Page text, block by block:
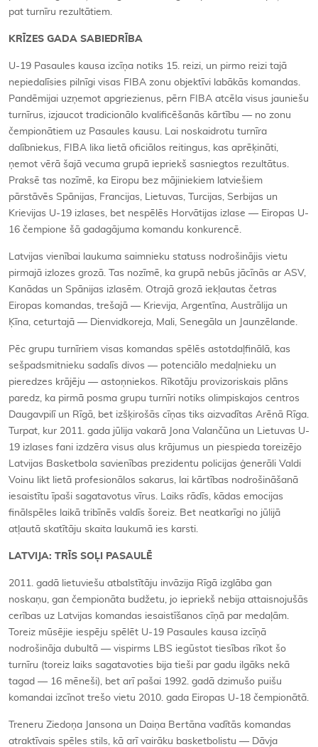
pat turnīru rezultātiem.
KRĪZES GADA SABIEDRĪBA
U-19 Pasaules kausa izcīņa notiks 15. reizi, un pirmo reizi tajā
nepiedalīsies pilnīgi visas FIBA zonu objektīvi labākās komandas.
Pandēmijai uzņemot apgriezienus, pērn FIBA atcēla visus jauniešu
turnīrus, izjaucot tradicionālo kvalificēšanās kārtību — no zonu
čempionātiem uz Pasaules kausu. Lai noskaidrotu turnīra
dalībniekus, FIBA lika lietā oficiālos reitingus, kas aprēķināti,
ņemot vērā šajā vecuma grupā iepriekš sasniegtos rezultātus.
Praksē tas nozīmē, ka Eiropu bez mājiniekiem latviešiem
pārstāvēs Spānijas, Francijas, Lietuvas, Turcijas, Serbijas un
Krievijas U-19 izlases, bet nespēlēs Horvātijas izlase — Eiropas U-
16 čempione šā gadagājuma komandu konkurencē.
Latvijas vienībai laukuma saimnieku statuss nodrošinājis vietu
pirmajā izlozes grozā. Tas nozīmē, ka grupā nebūs jācīnās ar ASV,
Kanādas un Spānijas izlasēm. Otrajā grozā iekļautas četras
Eiropas komandas, trešajā — Krievija, Argentīna, Austrālija un
Ķīna, ceturtajā — Dienvidkoreja, Mali, Senegāla un Jaunzēlande.
Pēc grupu turnīriem visas komandas spēlēs astotdaļfinālā, kas
sešpadsmitnieku sadalīs divos — potenciālo medaļnieku un
pieredzes krājēju — astoņniekos. Rīkotāju provizoriskais plāns
paredz, ka pirmā posma grupu turnīri notiks olimpiskajos centros
Daugavpilī un Rīgā, bet izšķirošās cīņas tiks aizvadītas Arēnā Rīga.
Turpat, kur 2011. gada jūlija vakarā Jona Valančūna un Lietuvas U-
19 izlases fani izdzēra visus alus krājumus un piespieda toreizējo
Latvijas Basketbola savienības prezidentu policijas ģenerāli Valdi
Voinu likt lietā profesionālos sakarus, lai kārtības nodrošināšanā
iesaistītu īpaši sagatavotus vīrus. Laiks rādīs, kādas emocijas
finālspēles laikā tribīnēs valdīs šoreiz. Bet neatkarīgi no jūlijā
atļautā skatītāju skaita laukumā ies karsti.
LATVIJA: TRĪS SOĻI PASAULĒ
2011. gadā lietuviešu atbalstītāju invāzija Rīgā izglāba gan
noskaņu, gan čempionāta budžetu, jo iepriekš nebija attaisnojušās
cerības uz Latvijas komandas iesaistīšanos cīņā par medaļām.
Toreiz mūsējie iespēju spēlēt U-19 Pasaules kausa izcīņā
nodrošināja dubultā — vispirms LBS iegūstot tiesības rīkot šo
turnīru (toreiz laiks sagatavoties bija tieši par gadu ilgāks nekā
tagad — 16 mēneši), bet arī pašai 1992. gadā dzimušo puišu
komandai izcīnot trešo vietu 2010. gada Eiropas U-18 čempionātā.
Treneru Ziedoņa Jansona un Daiņa Bertāna vadītās komandas
atraktīvais spēles stils, kā arī vairāku basketbolistu — Dāvja